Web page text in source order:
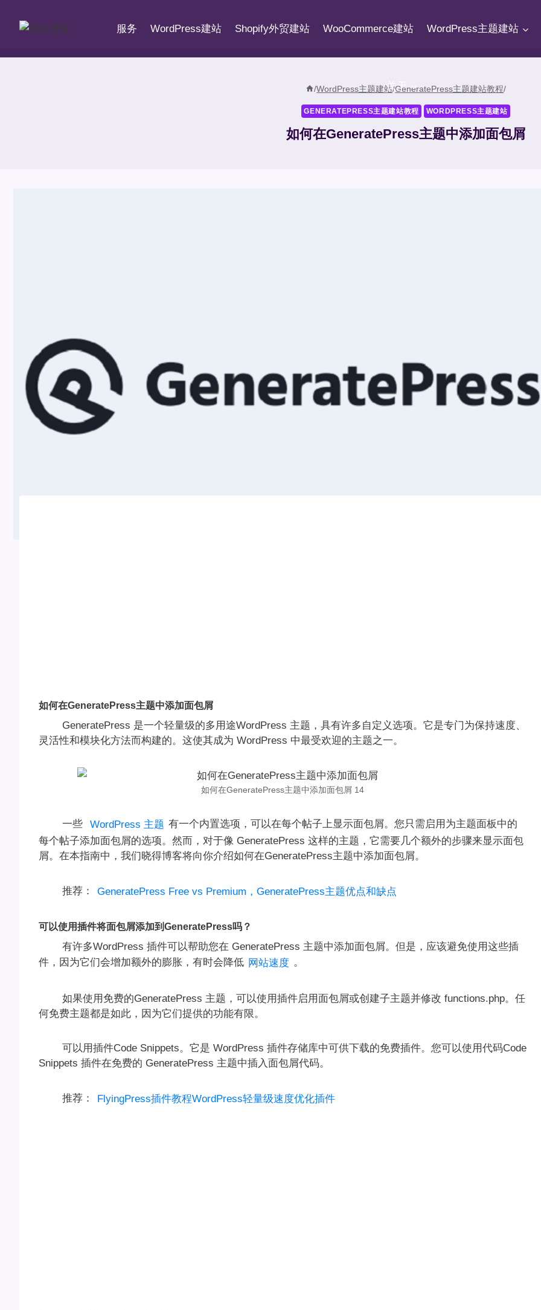
容
服务 WordPress建站 Shopify外贸建站 WooCommerce建站 WordPress主题建站
关于
/WordPress主题建站/GeneratePress主题建站教程/
GENERATEPRESS主题建站教程 WORDPRESS主题建站
如何在GeneratePress主题中添加面包屑
如何在GeneratePress主题中添加面包屑
GeneratePress 是一个轻量级的多用途WordPress 主题，具有许多自定义选项。它是专门为保持速度、
灵活性和模块化方法而构建的。这使其成为 WordPress 中最受欢迎的主题之一。
如何在GeneratePress主题中添加面包屑 14
一些 WordPress 主题 有一个内置选项，可以在每个帖子上显示面包屑。您只需启用为主题面板中的
每个帖子添加面包屑的选项。然而，对于像 GeneratePress 这样的主题，它需要几个额外的步骤来显示面包
屑。在本指南中，我们晓得博客将向你介绍如何在GeneratePress主题中添加面包屑。
推荐： GeneratePress Free vs Premium，GeneratePress主题优点和缺点
可以使用插件将面包屑添加到GeneratePress吗？
有许多WordPress 插件可以帮助您在 GeneratePress 主题中添加面包屑。但是，应该避免使用这些插
件，因为它们会增加额外的膨胀，有时会降低 网站速度 。
如果使用免费的GeneratePress 主题，可以使用插件启用面包屑或创建子主题并修改 functions.php。任
何免费主题都是如此，因为它们提供的功能有限。
可以用插件Code Snippets。它是 WordPress 插件存储库中可供下载的免费插件。您可以使用代码Code
Snippets 插件在免费的 GeneratePress 主题中插入面包屑代码。
推荐： FlyingPress插件教程WordPress轻量级速度优化插件